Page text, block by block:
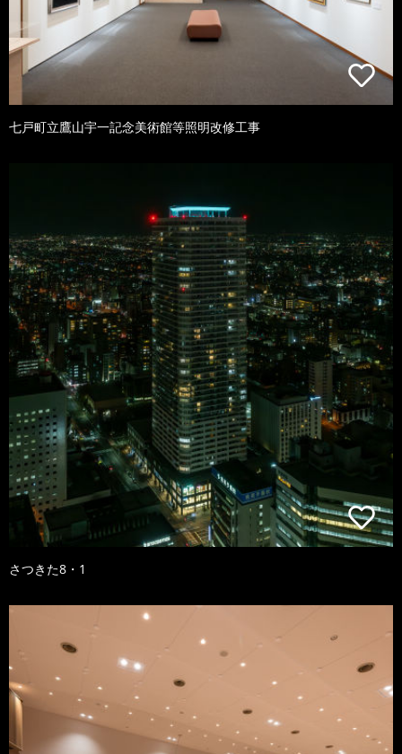
七戸町立鷹山宇一記念美術館等照明改修工事
さつきた8・1